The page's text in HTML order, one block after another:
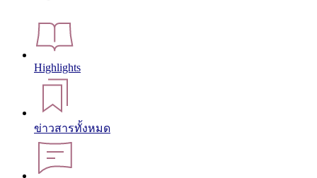
Highlights
ข่าวสารทั้งหมด